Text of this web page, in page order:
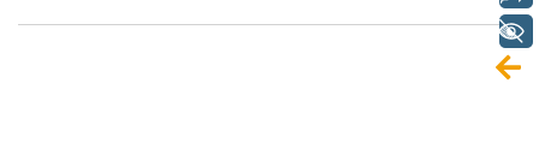
+ Acessibilidade